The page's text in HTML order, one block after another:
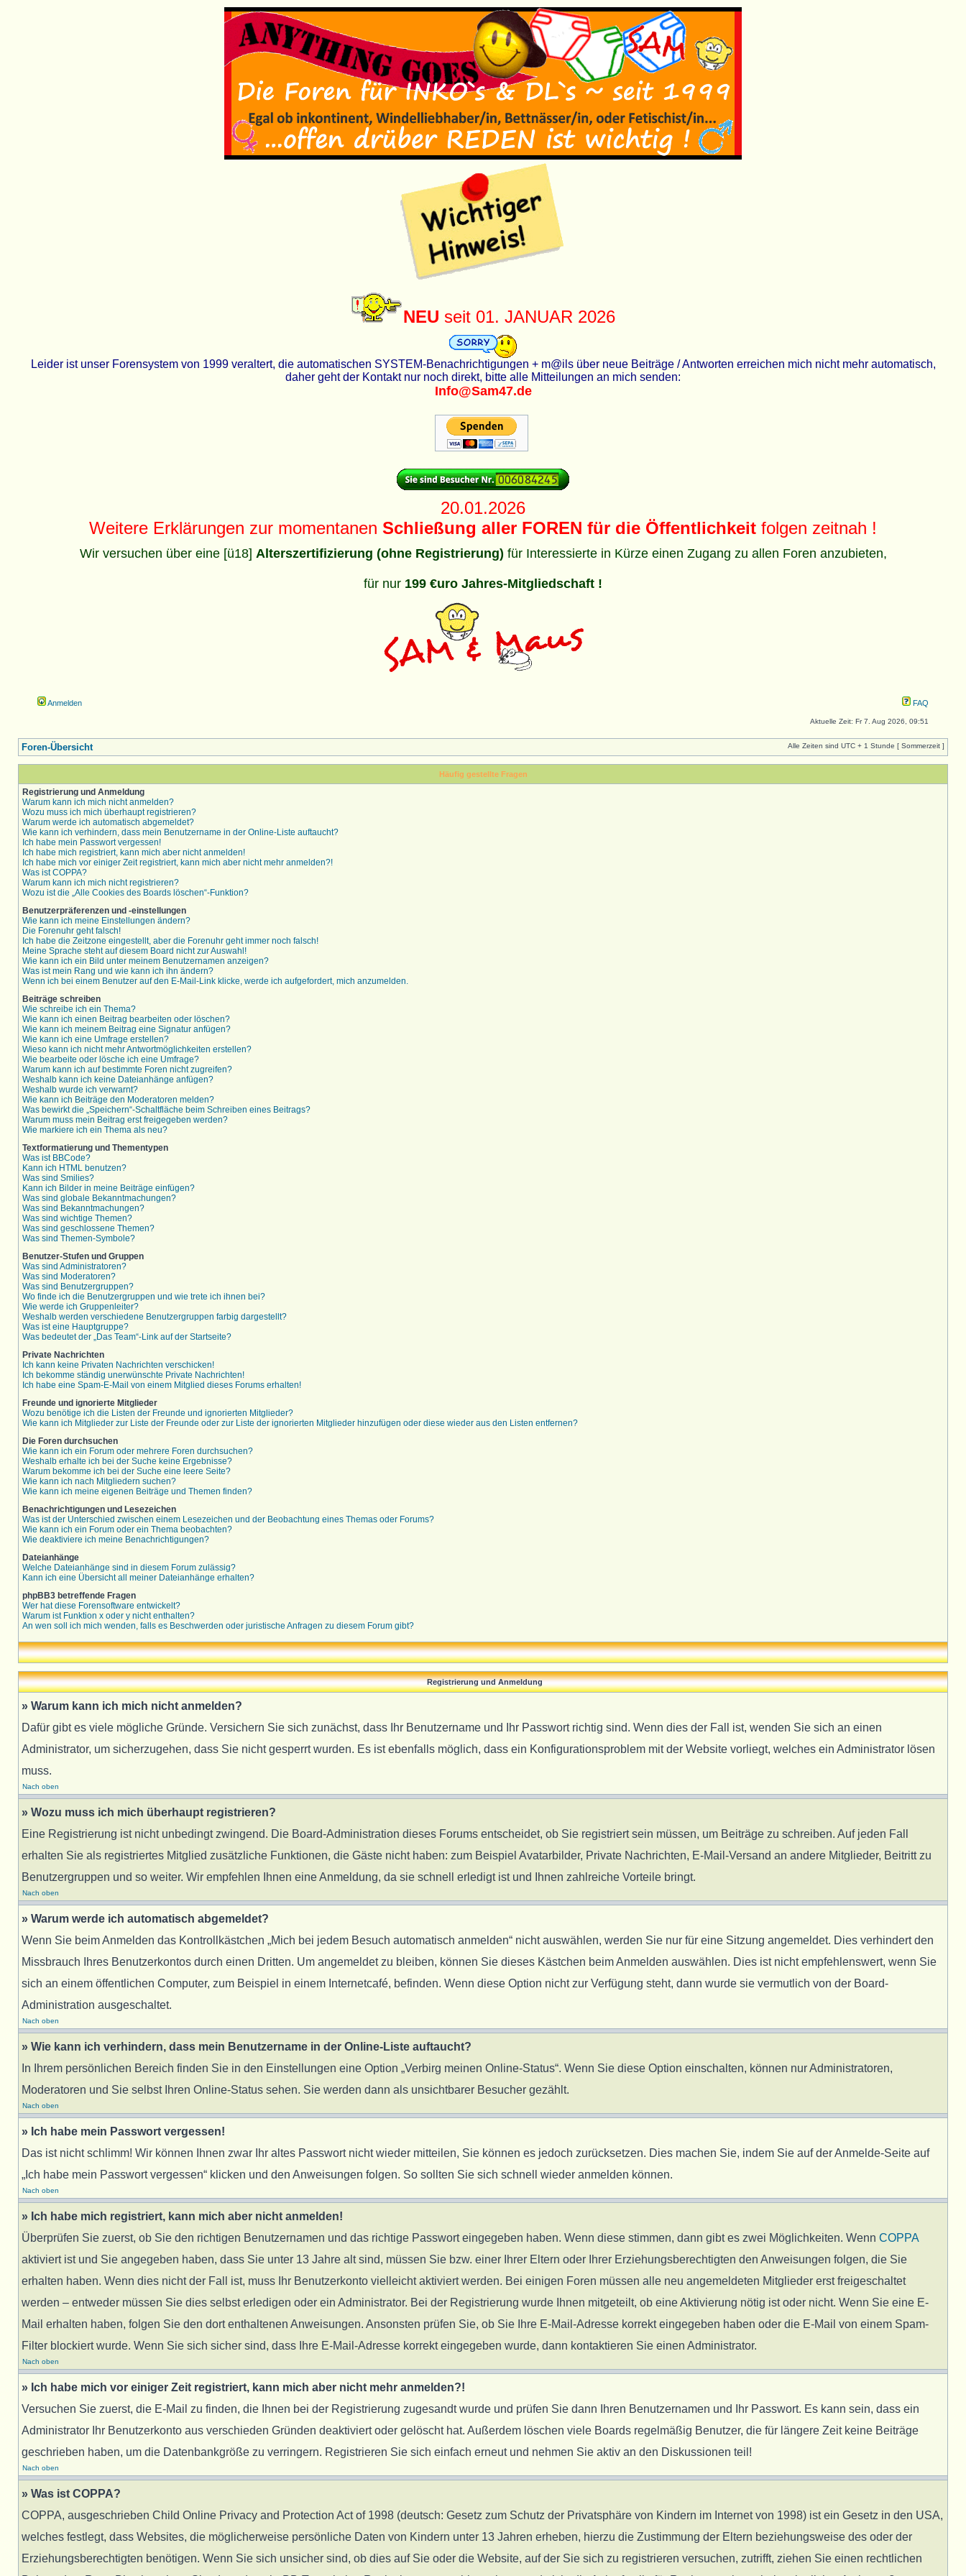
NEU seit 01. JANUAR 2026
Leider ist unser Forensystem von 1999 veraltert, die automatischen SYSTEM-Benachrichtigungen + m@ils über neue Beiträge / Antworten erreichen mich nicht mehr automatisch,
daher geht der Kontakt nur noch direkt, bitte alle Mitteilungen an mich senden:
Info@Sam47.de
20.01.2026
Weitere Erklärungen zur momentanen Schließung aller FOREN für die Öffentlichkeit folgen zeitnah !
Wir versuchen über eine [ü18] Alterszertifizierung (ohne Registrierung) für Interessierte in Kürze einen Zugang zu allen Foren anzubieten,
für nur 199 €uro Jahres-Mitgliedschaft !
Anmelden FAQ
Aktuelle Zeit: Fr 7. Aug 2026, 09:51
Foren-Übersicht Alle Zeiten sind UTC + 1 Stunde [ Sommerzeit ]
Häufig gestellte Fragen
Registrierung und Anmeldung
Warum kann ich mich nicht anmelden?
Wozu muss ich mich überhaupt registrieren?
Warum werde ich automatisch abgemeldet?
Wie kann ich verhindern, dass mein Benutzername in der Online-Liste auftaucht?
Ich habe mein Passwort vergessen!
Ich habe mich registriert, kann mich aber nicht anmelden!
Ich habe mich vor einiger Zeit registriert, kann mich aber nicht mehr anmelden?!
Was ist COPPA?
Warum kann ich mich nicht registrieren?
Wozu ist die „Alle Cookies des Boards löschen“-Funktion?
Benutzerpräferenzen und -einstellungen
Wie kann ich meine Einstellungen ändern?
Die Forenuhr geht falsch!
Ich habe die Zeitzone eingestellt, aber die Forenuhr geht immer noch falsch!
Meine Sprache steht auf diesem Board nicht zur Auswahl!
Wie kann ich ein Bild unter meinem Benutzernamen anzeigen?
Was ist mein Rang und wie kann ich ihn ändern?
Wenn ich bei einem Benutzer auf den E-Mail-Link klicke, werde ich aufgefordert, mich anzumelden.
Beiträge schreiben
Wie schreibe ich ein Thema?
Wie kann ich einen Beitrag bearbeiten oder löschen?
Wie kann ich meinem Beitrag eine Signatur anfügen?
Wie kann ich eine Umfrage erstellen?
Wieso kann ich nicht mehr Antwortmöglichkeiten erstellen?
Wie bearbeite oder lösche ich eine Umfrage?
Warum kann ich auf bestimmte Foren nicht zugreifen?
Weshalb kann ich keine Dateianhänge anfügen?
Weshalb wurde ich verwarnt?
Wie kann ich Beiträge den Moderatoren melden?
Was bewirkt die „Speichern“-Schaltfläche beim Schreiben eines Beitrags?
Warum muss mein Beitrag erst freigegeben werden?
Wie markiere ich ein Thema als neu?
Textformatierung und Thementypen
Was ist BBCode?
Kann ich HTML benutzen?
Was sind Smilies?
Kann ich Bilder in meine Beiträge einfügen?
Was sind globale Bekanntmachungen?
Was sind Bekanntmachungen?
Was sind wichtige Themen?
Was sind geschlossene Themen?
Was sind Themen-Symbole?
Benutzer-Stufen und Gruppen
Was sind Administratoren?
Was sind Moderatoren?
Was sind Benutzergruppen?
Wo finde ich die Benutzergruppen und wie trete ich ihnen bei?
Wie werde ich Gruppenleiter?
Weshalb werden verschiedene Benutzergruppen farbig dargestellt?
Was ist eine Hauptgruppe?
Was bedeutet der „Das Team“-Link auf der Startseite?
Private Nachrichten
Ich kann keine Privaten Nachrichten verschicken!
Ich bekomme ständig unerwünschte Private Nachrichten!
Ich habe eine Spam-E-Mail von einem Mitglied dieses Forums erhalten!
Freunde und ignorierte Mitglieder
Wozu benötige ich die Listen der Freunde und ignorierten Mitglieder?
Wie kann ich Mitglieder zur Liste der Freunde oder zur Liste der ignorierten Mitglieder hinzufügen oder diese wieder aus den Listen entfernen?
Die Foren durchsuchen
Wie kann ich ein Forum oder mehrere Foren durchsuchen?
Weshalb erhalte ich bei der Suche keine Ergebnisse?
Warum bekomme ich bei der Suche eine leere Seite?
Wie kann ich nach Mitgliedern suchen?
Wie kann ich meine eigenen Beiträge und Themen finden?
Benachrichtigungen und Lesezeichen
Was ist der Unterschied zwischen einem Lesezeichen und der Beobachtung eines Themas oder Forums?
Wie kann ich ein Forum oder ein Thema beobachten?
Wie deaktiviere ich meine Benachrichtigungen?
Dateianhänge
Welche Dateianhänge sind in diesem Forum zulässig?
Kann ich eine Übersicht all meiner Dateianhänge erhalten?
phpBB3 betreffende Fragen
Wer hat diese Forensoftware entwickelt?
Warum ist Funktion x oder y nicht enthalten?
An wen soll ich mich wenden, falls es Beschwerden oder juristische Anfragen zu diesem Forum gibt?
Registrierung und Anmeldung
» Warum kann ich mich nicht anmelden?
Dafür gibt es viele mögliche Gründe. Versichern Sie sich zunächst, dass Ihr Benutzername und Ihr Passwort richtig sind. Wenn dies der Fall ist, wenden Sie sich an einen
Administrator, um sicherzugehen, dass Sie nicht gesperrt wurden. Es ist ebenfalls möglich, dass ein Konfigurationsproblem mit der Website vorliegt, welches ein Administrator lösen
muss.
Nach oben
» Wozu muss ich mich überhaupt registrieren?
Eine Registrierung ist nicht unbedingt zwingend. Die Board-Administration dieses Forums entscheidet, ob Sie registriert sein müssen, um Beiträge zu schreiben. Auf jeden Fall
erhalten Sie als registriertes Mitglied zusätzliche Funktionen, die Gäste nicht haben: zum Beispiel Avatarbilder, Private Nachrichten, E-Mail-Versand an andere Mitglieder, Beitritt zu
Benutzergruppen und so weiter. Wir empfehlen Ihnen eine Anmeldung, da sie schnell erledigt ist und Ihnen zahlreiche Vorteile bringt.
Nach oben
» Warum werde ich automatisch abgemeldet?
Wenn Sie beim Anmelden das Kontrollkästchen „Mich bei jedem Besuch automatisch anmelden“ nicht auswählen, werden Sie nur für eine Sitzung angemeldet. Dies verhindert den
Missbrauch Ihres Benutzerkontos durch einen Dritten. Um angemeldet zu bleiben, können Sie dieses Kästchen beim Anmelden auswählen. Dies ist nicht empfehlenswert, wenn Sie
sich an einem öffentlichen Computer, zum Beispiel in einem Internetcafé, befinden. Wenn diese Option nicht zur Verfügung steht, dann wurde sie vermutlich von der Board-
Administration ausgeschaltet.
Nach oben
» Wie kann ich verhindern, dass mein Benutzername in der Online-Liste auftaucht?
In Ihrem persönlichen Bereich finden Sie in den Einstellungen eine Option „Verbirg meinen Online-Status“. Wenn Sie diese Option einschalten, können nur Administratoren,
Moderatoren und Sie selbst Ihren Online-Status sehen. Sie werden dann als unsichtbarer Besucher gezählt.
Nach oben
» Ich habe mein Passwort vergessen!
Das ist nicht schlimm! Wir können Ihnen zwar Ihr altes Passwort nicht wieder mitteilen, Sie können es jedoch zurücksetzen. Dies machen Sie, indem Sie auf der Anmelde-Seite auf
„Ich habe mein Passwort vergessen“ klicken und den Anweisungen folgen. So sollten Sie sich schnell wieder anmelden können.
Nach oben
» Ich habe mich registriert, kann mich aber nicht anmelden!
Überprüfen Sie zuerst, ob Sie den richtigen Benutzernamen und das richtige Passwort eingegeben haben. Wenn diese stimmen, dann gibt es zwei Möglichkeiten. Wenn COPPA
aktiviert ist und Sie angegeben haben, dass Sie unter 13 Jahre alt sind, müssen Sie bzw. einer Ihrer Eltern oder Ihrer Erziehungsberechtigten den Anweisungen folgen, die Sie
erhalten haben. Wenn dies nicht der Fall ist, muss Ihr Benutzerkonto vielleicht aktiviert werden. Bei einigen Foren müssen alle neu angemeldeten Mitglieder erst freigeschaltet
werden – entweder müssen Sie dies selbst erledigen oder ein Administrator. Bei der Registrierung wurde Ihnen mitgeteilt, ob eine Aktivierung nötig ist oder nicht. Wenn Sie eine E-
Mail erhalten haben, folgen Sie den dort enthaltenen Anweisungen. Ansonsten prüfen Sie, ob Sie Ihre E-Mail-Adresse korrekt eingegeben haben oder die E-Mail von einem Spam-
Filter blockiert wurde. Wenn Sie sich sicher sind, dass Ihre E-Mail-Adresse korrekt eingegeben wurde, dann kontaktieren Sie einen Administrator.
Nach oben
» Ich habe mich vor einiger Zeit registriert, kann mich aber nicht mehr anmelden?!
Versuchen Sie zuerst, die E-Mail zu finden, die Ihnen bei der Registrierung zugesandt wurde und prüfen Sie dann Ihren Benutzernamen und Ihr Passwort. Es kann sein, dass ein
Administrator Ihr Benutzerkonto aus verschieden Gründen deaktiviert oder gelöscht hat. Außerdem löschen viele Boards regelmäßig Benutzer, die für längere Zeit keine Beiträge
geschrieben haben, um die Datenbankgröße zu verringern. Registrieren Sie sich einfach erneut und nehmen Sie aktiv an den Diskussionen teil!
Nach oben
» Was ist COPPA?
COPPA, ausgeschrieben Child Online Privacy and Protection Act of 1998 (deutsch: Gesetz zum Schutz der Privatsphäre von Kindern im Internet von 1998) ist ein Gesetz in den USA,
welches festlegt, dass Websites, die möglicherweise persönliche Daten von Kindern unter 13 Jahren erheben, hierzu die Zustimmung der Eltern beziehungsweise des oder der
Erziehungsberechtigten benötigen. Wenn Sie sich unsicher sind, ob dies auf Sie oder die Website, auf der Sie sich zu registrieren versuchen, zutrifft, ziehen Sie einen rechtlichen